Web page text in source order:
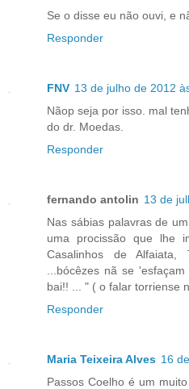
Se o disse eu não ouvi, e
Responder
FNV 13 de julho de 2012
Nãop seja por isso. mal
do dr. Moedas.
Responder
fernando antolin 13 de
Nas sábias palavras de
uma procissão que lhe
Casalinhos de
...bócêzes nã se
bai!! ... " ( o falar torriense
Responder
Maria Teixeira Alves 16
Passos Coelho é um